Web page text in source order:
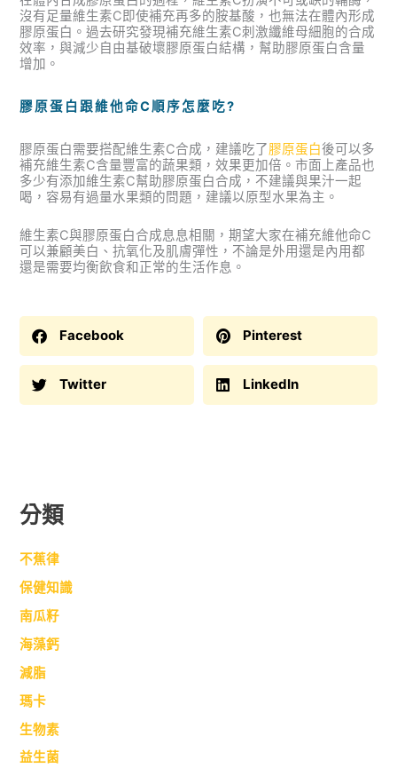
沒有足量維生素C即使補充再多的胺基酸，也無法在體內形成
膠原蛋白。過去研究發現補充維生素C刺激纖維母細胞的合成
效率，與減少自由基破壞膠原蛋白結構，幫助膠原蛋白含量
增加。
膠原蛋白跟維他命C順序怎麼吃?
膠原蛋白需要搭配維生素C合成，建議吃了膠原蛋白後可以多
補充維生素C含量豐富的蔬果類，效果更加倍。市面上產品也
多少有添加維生素C幫助膠原蛋白合成，不建議與果汁一起
喝，容易有過量水果類的問題，建議以原型水果為主。
維生素C與膠原蛋白合成息息相關，期望大家在補充維他命C
可以兼顧美白、抗氧化及肌膚彈性，不論是外用還是內用都
還是需要均衡飲食和正常的生活作息。
Facebook Pinterest
Twitter LinkedIn
分類
不蕉律
保健知識
南瓜籽
海藻鈣
減脂
瑪卡
生物素
益生菌